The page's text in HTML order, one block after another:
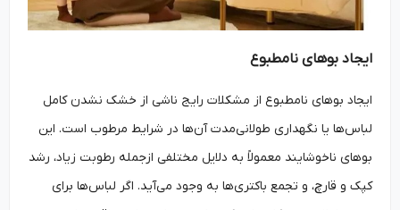
ایجاد بوهای نامطبوع
ایجاد بوهای نامطبوع از مشکلات رایج ناشی از خشک نشدن کامل
لباس‌ها یا نگهداری طولانی‌مدت آن‌ها در شرایط مرطوب است. این
بوهای ناخوشایند معمولاً به دلایل مختلفی ازجمله رطوبت زیاد، رشد
کپک و قارچ، و تجمع باکتری‌ها به وجود می‌آید. اگر لباس‌ها برای